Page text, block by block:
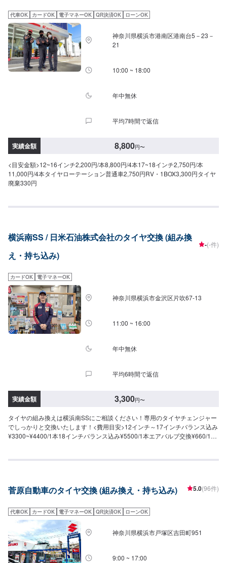
代車OK カードOK 電子マネーOK QR決済OK ローンOK
神奈川県横浜市港南区港南台5－23－
21
10:00 ~ 18:00
年中無休
平均7時間で返信
実績金額 8,800円〜
<目安金額>12~16インチ2,200円/本8,800円/4本17~18インチ2,750円/本
11,000円/4本タイヤローテーション普通車2,750円RV・1BOX3,300円タイヤ
廃棄330円
横浜南SS / 日米石油株式会社のタイヤ交換 (組み換
え・持ち込み)
-(-件)
カードOK 電子マネーOK
神奈川県横浜市金沢区片吹67-13
11:00 ~ 16:00
年中無休
平均6時間で返信
実績金額 3,300円〜
タイヤの組み換えは横浜南SSにご相談ください！専用のタイヤチェンジャー
でしっかりと交換いたします！<費用目安>12インチ～17インチバランス込み
¥3300~¥4400/1本18インチバランス込み¥5500/1本エアバルブ交換¥660/1本
菅原自動車のタイヤ交換 (組み換え・持ち込み) 5.0(96件)
代車OK カードOK 電子マネーOK QR決済OK ローンOK
神奈川県横浜市戸塚区吉田町951
9:00 ~ 17:00